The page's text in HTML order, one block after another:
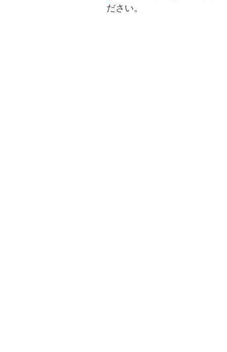
ださい。